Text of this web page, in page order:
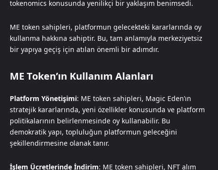
tokenomics konusunda yenilikçi bir yaklaşım benimsedi.
ME token sahipleri, platformun gelecekteki kararlarında oy
kullanma hakkına sahiptir. Bu, tam anlamıyla merkeziyetsiz
bir yapıya geçiş için atılan önemli bir adımdır.
ME Token’ın Kullanım Alanları
Platform Yönetişimi: ME token sahipleri, Magic Eden’ın
stratejik kararlarında, yeni özellikler konusunda ve platform
politikalarının belirlenmesinde oy kullanabilir. Bu
demokratik yapı, topluluğun platformun geleceğini
şekillendirmesine olanak tanır.
İşlem Ücretlerinde İndirim: ME token sahipleri, NFT alım